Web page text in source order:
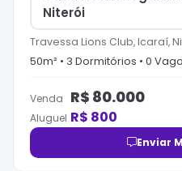
Niterói
Travessa Lions Club, Icaraí,
50m² • 3 Dormitórios • 0 Vaga
Venda R$ 80.000
Aluguel R$ 800
Enviar